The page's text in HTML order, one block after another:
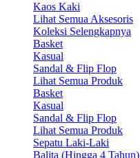
Kaos Kaki
Lihat Semua Aksesoris
Koleksi Selengkapnya
Basket
Kasual
Sandal & Flip Flop
Lihat Semua Produk
Basket
Kasual
Sandal & Flip Flop
Lihat Semua Produk
Sepatu Laki-Laki
Balita (Hingga 4 Tahun)